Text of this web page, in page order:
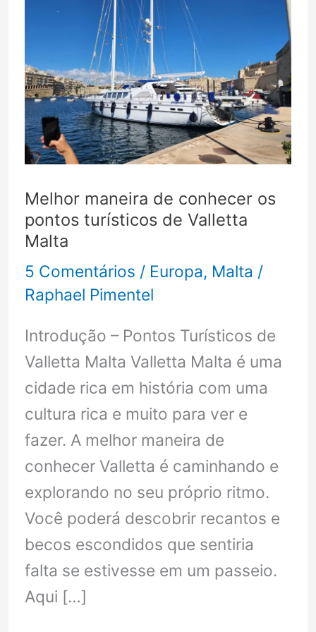
Melhor maneira de conhecer os
pontos turísticos de Valletta
Malta
5 Comentários / Europa, Malta /
Raphael Pimentel
Introdução – Pontos Turísticos de
Valletta Malta Valletta Malta é uma
cidade rica em história com uma
cultura rica e muito para ver e
fazer. A melhor maneira de
conhecer Valletta é caminhando e
explorando no seu próprio ritmo.
Você poderá descobrir recantos e
becos escondidos que sentiria
falta se estivesse em um passeio.
Aqui […]